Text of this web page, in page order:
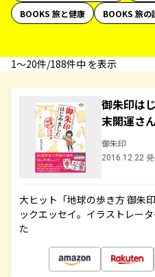
BOOKS 旅と健康
BOOKS 旅の
1〜20件/188件中 を表示
御朱印は
末開運さ
御朱印
2016.12.22
大ヒット「地球の歩き方 御朱
ックエッセイ。イラストレー
た